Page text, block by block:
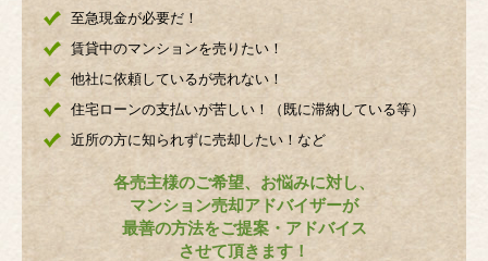
至急現金が必要だ！
賃貸中のマンションを売りたい！
他社に依頼しているが売れない！
住宅ローンの支払いが苦しい！（既に滞納している等）
近所の方に知られずに売却したい！など
各売主様のご希望、お悩みに対し、
マンション売却アドバイザーが
最善の方法をご提案・アドバイス
させて頂きます！